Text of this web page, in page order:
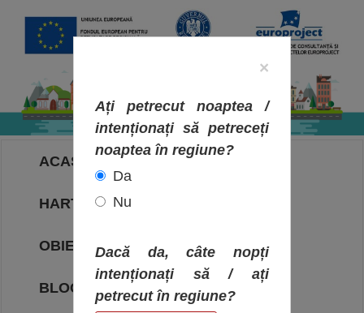
ACASA
HARTA OBIECTIVELOR
OBIECTIVE
BLOG
×
Ați petrecut noaptea /
intenționați să petreceți
noaptea în regiune?
Da
Nu
Dacă da, câte nopți
intenționați să / ați
petrecut în regiune?